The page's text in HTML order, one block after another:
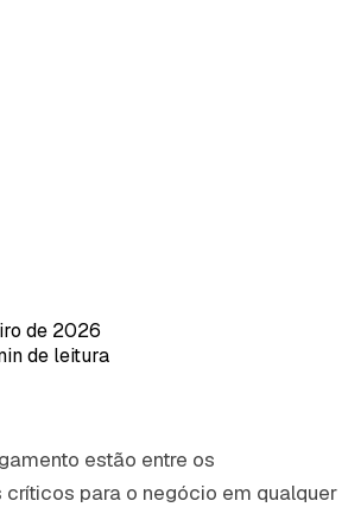
de 2026
de leitura
estão entre os
para o negócio em qualquer